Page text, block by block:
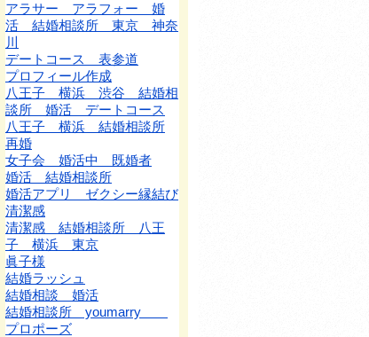
アラサー アラフォー 婚
活 結婚相談所 東京 神奈
川
デートコース 表参道
プロフィール作成
八王子 横浜 渋谷 結婚相
談所 婚活 デートコース
八王子 横浜 結婚相談所
再婚
女子会 婚活中 既婚者
婚活 結婚相談所
婚活アプリ ゼクシー縁結び
清潔感
清潔感 結婚相談所 八王
子 横浜 東京
眞子様
結婚ラッシュ
結婚相談 婚活
結婚相談所 youmarry
プロポーズ